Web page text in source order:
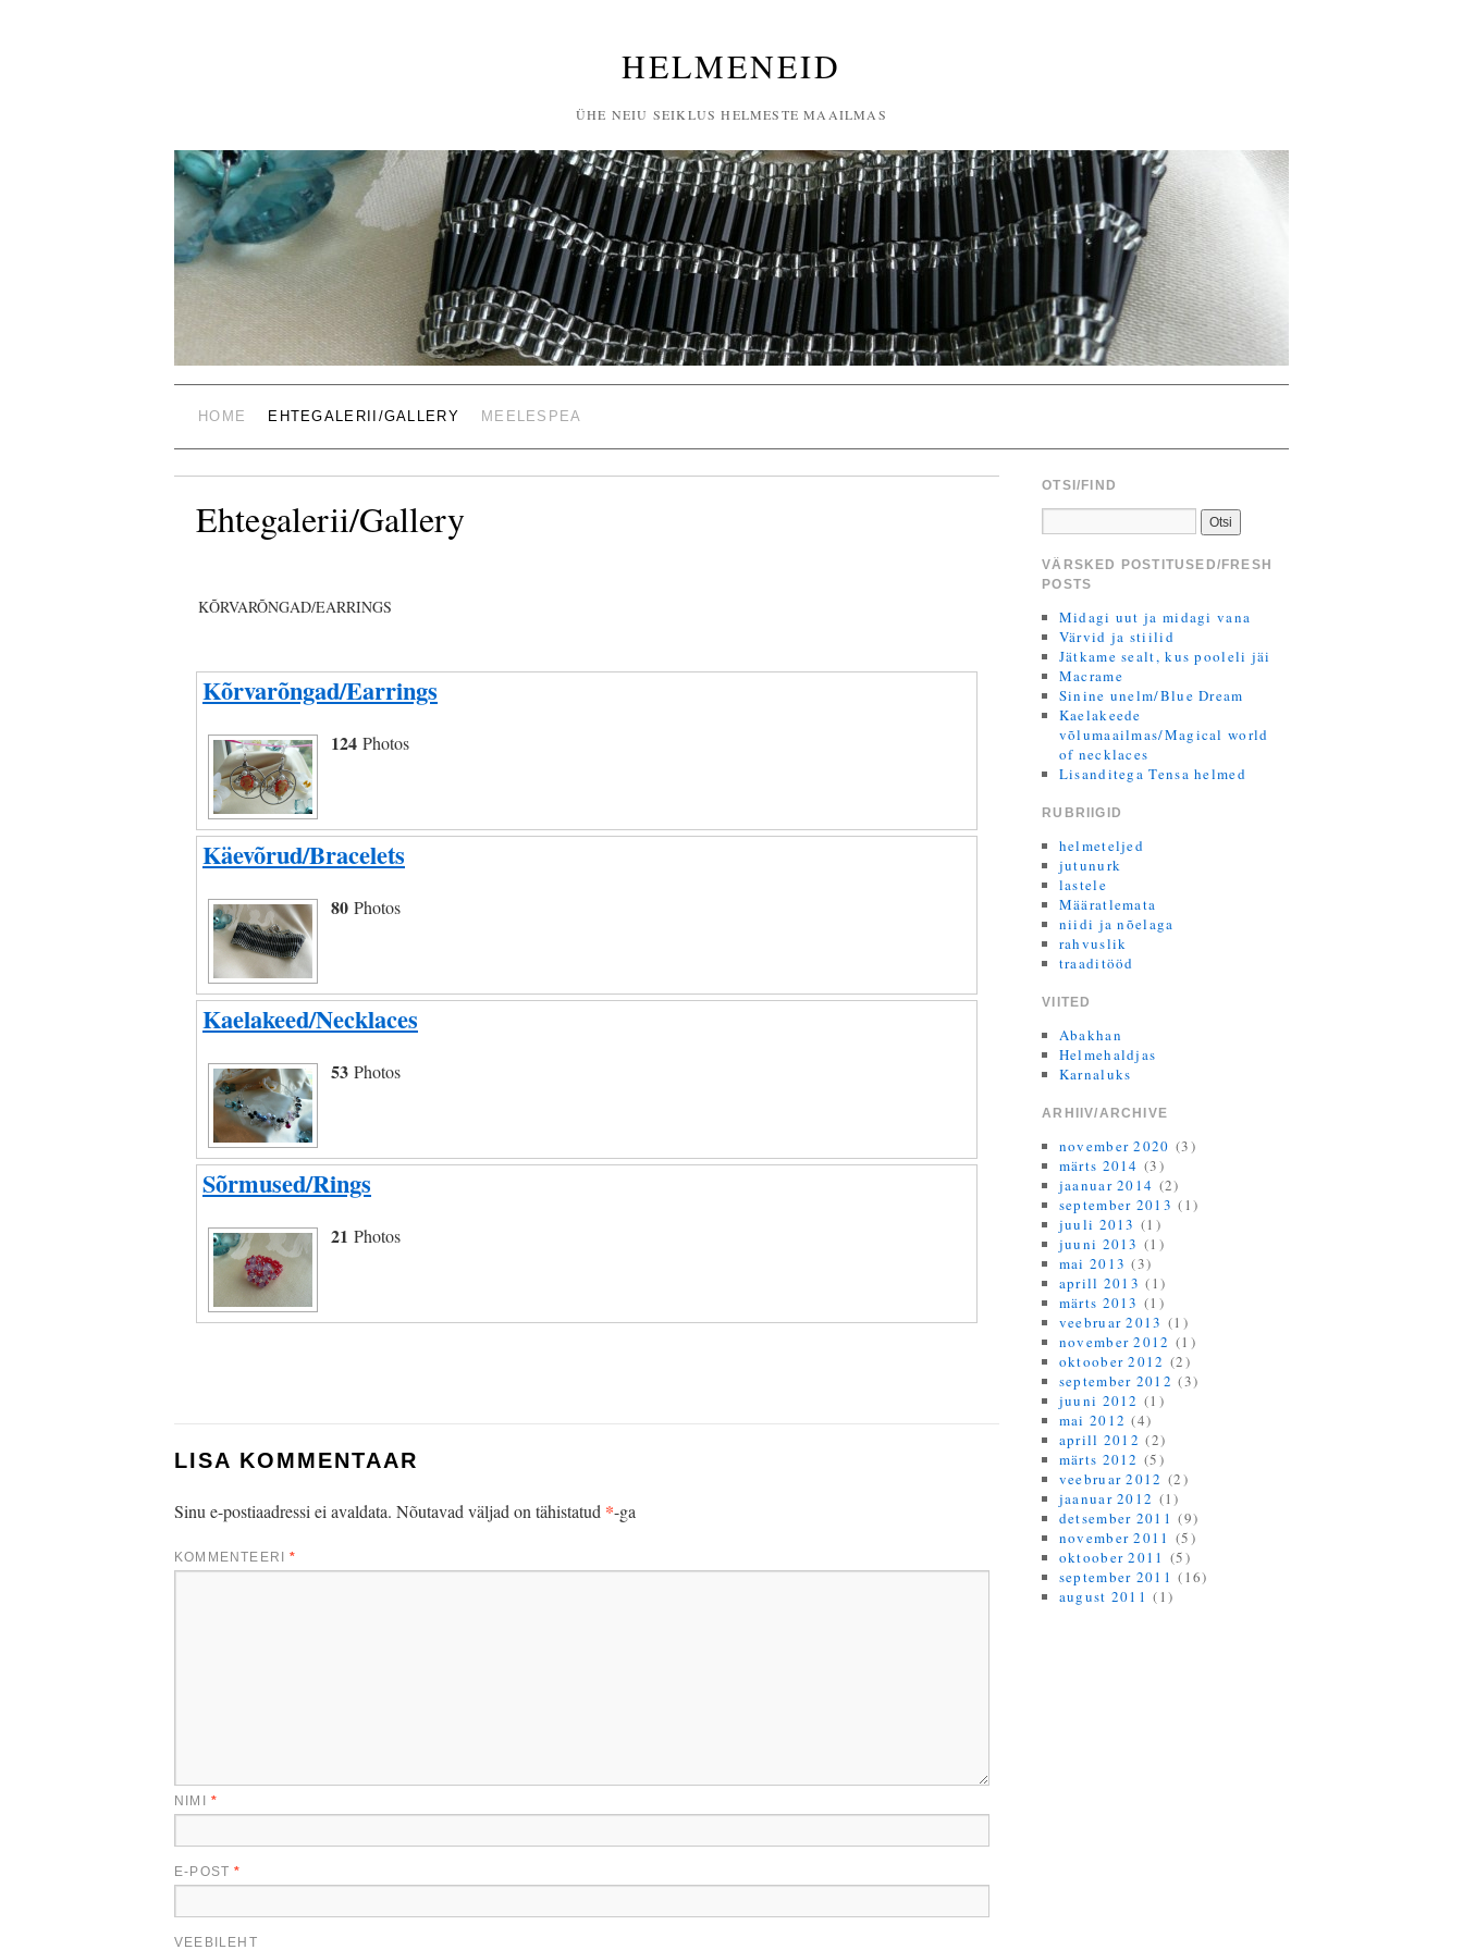
HELMENEID
ÜHE NEIU SEIKLUS HELMESTE MAAILMAS
HOME EHTEGALERII/GALLERY MEELESPEA
Ehtegalerii/Gallery
KÕRVARÕNGAD/EARRINGS
Kõrvarõngad/Earrings
124 Photos
Käevõrud/Bracelets
80 Photos
Kaelakeed/Necklaces
53 Photos
Sõrmused/Rings
21 Photos
LISA KOMMENTAAR
Sinu e-postiaadressi ei avaldata. Nõutavad väljad on tähistatud *-ga
KOMMENTEERI*
NIMI *
E-POST*
VEEBILEHT
OTSI/FIND
VÄRSKED POSTITUSED/FRESH
POSTS
Midagi uut ja midagi vana
Värvid ja stiilid
Jätkame sealt, kus pooleli jäi
Macrame
Sinine unelm/Blue Dream
Kaelakeede
võlumaailmas/Magical world
of necklaces
Lisanditega Tensa helmed
RUBRIIGID
helmeteljed
jutunurk
lastele
Määratlemata
niidi ja nõelaga
rahvuslik
traaditööd
VIITED
Abakhan
Helmehaldjas
Karnaluks
ARHIIV/ARCHIVE
november 2020 (3)
märts 2014 (3)
jaanuar 2014 (2)
september 2013 (1)
juuli 2013 (1)
juuni 2013 (1)
mai 2013 (3)
aprill 2013 (1)
märts 2013 (1)
veebruar 2013 (1)
november 2012 (1)
oktoober 2012 (2)
september 2012 (3)
juuni 2012 (1)
mai 2012 (4)
aprill 2012 (2)
märts 2012 (5)
veebruar 2012 (2)
jaanuar 2012 (1)
detsember 2011 (9)
november 2011 (5)
oktoober 2011 (5)
september 2011 (16)
august 2011 (1)